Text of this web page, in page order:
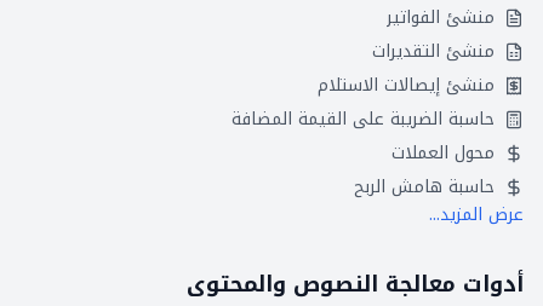
منشئ الفواتير
منشئ التقديرات
منشئ إيصالات الاستلام
حاسبة الضريبة على القيمة المضافة
محول العملات
حاسبة هامش الربح
عرض المزيد...
أدوات معالجة النصوص والمحتوى